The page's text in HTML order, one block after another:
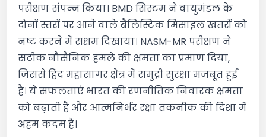
परीक्षण संपन्न किया। BMD सिस्टम ने वायुमंडल के
दोनों स्तरों पर आने वाले बैलिस्टिक मिसाइल खतरों को
नष्ट करने में सक्षम दिखाया। NASM-MR परीक्षण ने
सटीक नौसैनिक हमले की क्षमता का प्रमाण दिया,
जिससे हिंद महासागर क्षेत्र में समुद्री सुरक्षा मजबूत हुई
है। ये सफलताएं भारत की रणनीतिक निवारक क्षमता
को बढ़ाती हैं और आत्मनिर्भर रक्षा तकनीक की दिशा में
अहम कदम हैं।